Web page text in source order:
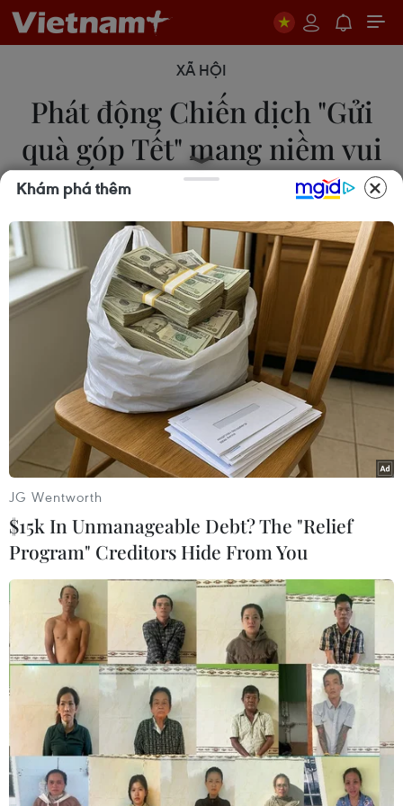
XÃ HỘI
Phát động Chiến dịch "Gửi
quà góp Tết" mang niềm vui
đến cho người nghèo
28/12/2023 00:49
Chiến dịch "Gửi quà góp Tết" diễn ra trên toàn
quốc từ 25/12/2013 đến hết ngày 25/2/2024 do
Trung ương Hội Chữ thập Đỏ Việt Nam phát động
nhân dịp Tết Nguyên đán Giáp Thìn 2024.
Khám phá thêm
JG Wentworth
$15k In Unmanageable Debt? The "Relief
Program" Creditors Hide From You